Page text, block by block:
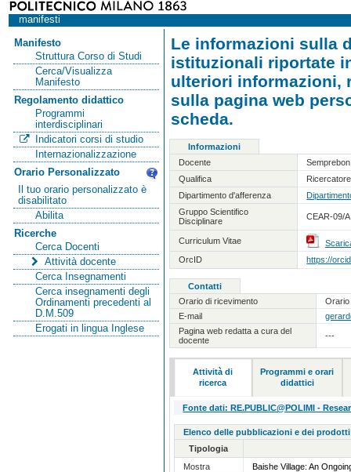
manifesti
Manifesto
Struttura Corso di Studi
Cerca/Visualizza
Manifesto
Regolamento didattico
Programmi
interdisciplinari
Indicatori corsi di studio
Internazionalizzazione
Orario Personalizzato
Il tuo orario personalizzato è
disabilitato
Abilita
Ricerche
Cerca Docenti
Attività docente
Cerca Insegnamenti
Cerca insegnamenti degli
Ordinamenti precedenti al
D.M.509
Erogati in lingua Inglese
Le informazioni sulla
istituzionali riportate
ulteriori informazioni,
sulla pagina web
scheda.
Informazioni
Docente
Qualifica
Dipartimento d'afferenza
Gruppo Scientifico
Disciplinare
CEAR-09/
Curriculum Vitae
OrcID
https://
Contatti
Orario di ricevimento
Orario
E-mail
Pagina web redatta a cura del
docente
---
Attività di
ricerca
Programmi e orari
didattici
Fonte dati: RE.PUBLIC@POLIMI -
Elenco delle pubblicazioni e dei
Tipologia
Mostra
Baishe Village: An